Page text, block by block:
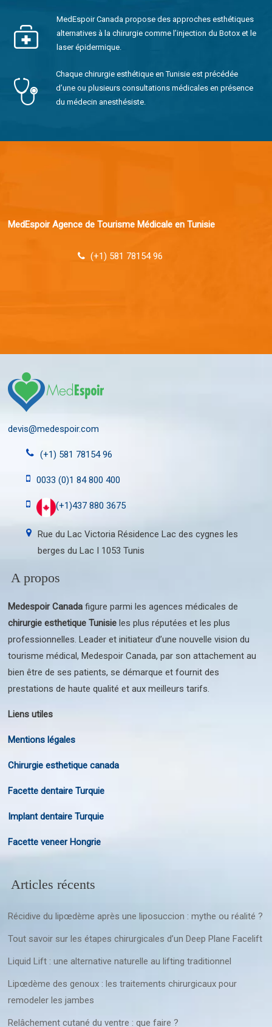
MedEspoir Canada propose des approches esthétiques
alternatives à la chirurgie comme l’injection du Botox et le
laser épidermique.
Chaque chirurgie esthétique en Tunisie est précédée
d’une ou plusieurs consultations médicales en présence
du médecin anesthésiste.
MedEspoir Agence de Tourisme Médicale en Tunisie
(+1) 581 78154 96
devis@medespoir.com
(+1) 581 78154 96
0033 (0)1 84 800 400
(+1)437 880 3675
Rue du Lac Victoria Résidence Lac des cygnes les
berges du Lac I 1053 Tunis
A propos
Medespoir Canada figure parmi les agences médicales de
chirurgie esthetique Tunisie les plus réputées et les plus
professionnelles. Leader et initiateur d’une nouvelle vision du
tourisme médical, Medespoir Canada, par son attachement au
bien être de ses patients, se démarque et fournit des
prestations de haute qualité et aux meilleurs tarifs.
Liens utiles
Mentions légales
Chirurgie esthetique canada
Facette dentaire Turquie
Implant dentaire Turquie
Facette veneer Hongrie
Articles récents
Récidive du lipœdème après une liposuccion : mythe ou réalité ?
Tout savoir sur les étapes chirurgicales d’un Deep Plane Facelift
Liquid Lift : une alternative naturelle au lifting traditionnel
Lipœdème des genoux : les traitements chirurgicaux pour
remodeler les jambes
Relâchement cutané du ventre : que faire ?